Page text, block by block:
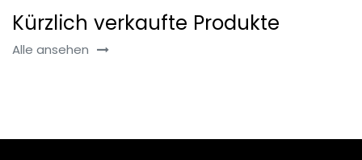
Kürzlich verkaufte Produkte
Alle ansehen